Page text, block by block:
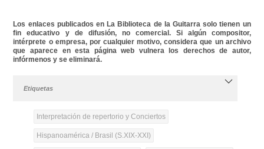
Los enlaces publicados en La Biblioteca de la Guitarra solo tienen un
fin educativo y de difusión, no comercial. Si algún compositor,
intérprete o empresa, por cualquier motivo, considera que un archivo
que aparece en esta página web vulnera los derechos de autor,
infórmenos y se eliminará.
Etiquetas
Interpretación de repertorio y Conciertos
Hispanoamérica / Brasil (S.XIX-XXI)